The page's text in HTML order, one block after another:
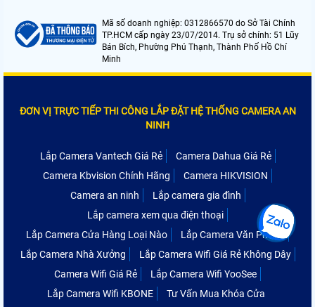
Mã số doanh nghiệp: 0312866570 do Sở Tài Chính
TP.HCM cấp ngày 23/07/2014. Trụ sở chính: 51 Lũy
Bán Bích, Phường Phú Thạnh, Thành Phố Hồ Chí
Minh
ĐƠN VỊ TRỰC TIẾP THI CÔNG LẮP ĐẶT HỆ THỐNG CAMERA AN
NINH
Lắp Camera Vantech Giá Rẻ
Camera Dahua Giá Rẻ
Camera Kbvision Chính Hãng
Camera HIKVISION
Camera an ninh
Lắp camera gia đình
Lắp camera xem qua điện thoại
Lắp Camera Cửa Hàng Loại Nào
Lắp Camera Văn Phòng
Lắp Camera Nhà Xưởng
Lắp Camera Wifi Giá Rẻ Không Dây
Camera Wifi Giá Rẻ
Lắp Camera Wifi YooSee
Lắp Camera Wifi KBONE
Tư Vấn Mua Khóa Cửa